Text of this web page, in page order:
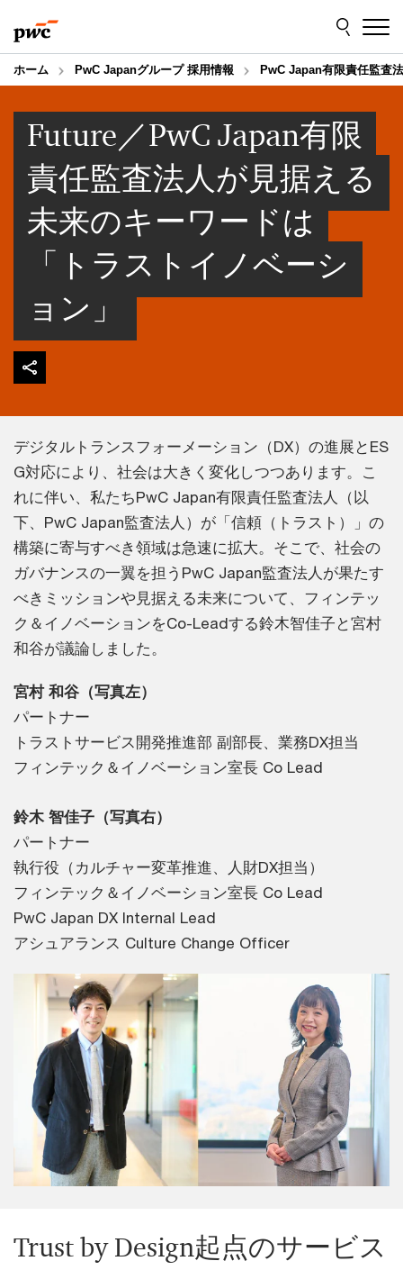
to
content
to
footer
ホーム PwC Japanグループ 採用情報 PwC Japan有限責任監査
Future／PwC Japan有限
責任監査法人が見据える
未来のキーワードは
「トラストイノベーシ
ョン」
デジタルトランスフォーメーション（DX）の進展とES
G対応により、社会は大きく変化しつつあります。こ
れに伴い、私たちPwC Japan有限責任監査法人（以
下、PwC Japan監査法人）が「信頼（トラスト）」の
構築に寄与すべき領域は急速に拡大。そこで、社会の
ガバナンスの一翼を担うPwC Japan監査法人が果たす
べきミッションや見据える未来について、フィンテッ
ク＆イノベーションをCo-Leadする鈴木智佳子と宮村
和谷が議論しました。
宮村 和谷（写真左）
パートナー
トラストサービス開発推進部 副部長、業務DX担当
フィンテック＆イノベーション室長 Co Lead
鈴木 智佳子（写真右）
パートナー
執行役（カルチャー変革推進、人財DX担当）
フィンテック＆イノベーション室長 Co Lead
PwC Japan DX Internal Lead
アシュアランス Culture Change Officer
Trust by Design起点のサービス